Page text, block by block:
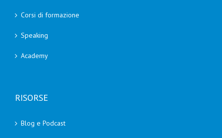
Corsi di formazione
Speaking
Academy
RISORSE
Blog e Podcast